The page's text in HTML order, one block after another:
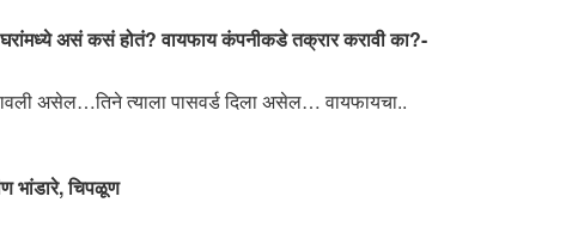
घरांमध्ये असं कसं होतं? वायफाय कंपनीकडे तक्रार करावी का?-
असेल…तिने त्याला पासवर्ड दिला असेल… वायफायचा..
भांडारे, चिपळूण